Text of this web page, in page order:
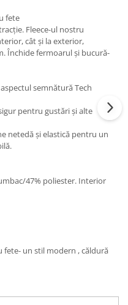
fete
Fleece-ul nostru
cât și la exterior,
Închide fermoarul și bucură-
semnătură Tech
pentru gustări și alte
netedă și elastică pentru un
47% poliester. Interior
fete- un stil modern , căldură